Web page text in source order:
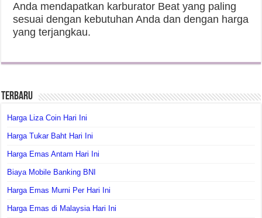
Anda mendapatkan karburator Beat yang paling
sesuai dengan kebutuhan Anda dan dengan harga
yang terjangkau.
Terbaru
Harga Liza Coin Hari Ini
Harga Tukar Baht Hari Ini
Harga Emas Antam Hari Ini
Biaya Mobile Banking BNI
Harga Emas Murni Per Hari Ini
Harga Emas di Malaysia Hari Ini